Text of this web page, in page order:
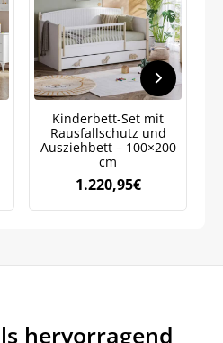
Kinderbett-Set mit
Rausfallschutz und
Ausziehbett – 100×200
cm
1.220,95€
hervorragend
senden
Laufenden über
wie wir Ihre Daten für
Lesen Sie unsere